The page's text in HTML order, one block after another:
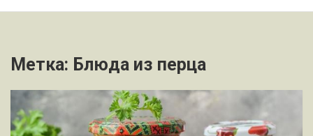
Метка: Блюда из перца